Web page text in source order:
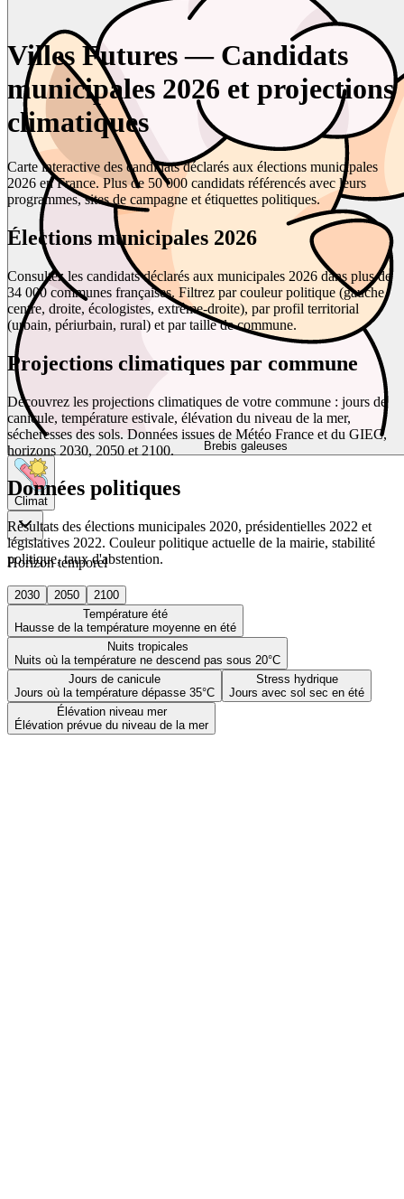
Brebis galeuses
Climat
Horizon temporel
2030 2050
2100
Température été
Hausse de la température moyenne en été
Nuits tropicales
Nuits où la température ne descend pas sous 20°C
Jours de canicule
Jours où la température dépasse 35°C
Stress hydrique
Jours avec sol sec en été
Élévation niveau mer
Élévation prévue du niveau de la mer
Villes Futures — Candidats
municipales 2026 et projections
climatiques
Carte interactive des candidats déclarés aux élections municipales
2026 en France. Plus de 50 000 candidats référencés avec leurs
programmes, sites de campagne et étiquettes politiques.
Élections municipales 2026
Consultez les candidats déclarés aux municipales 2026 dans plus de
34 000 communes françaises. Filtrez par couleur politique (gauche,
centre, droite, écologistes, extrême-droite), par profil territorial
(urbain, périurbain, rural) et par taille de commune.
Projections climatiques par commune
Découvrez les projections climatiques de votre commune : jours de
canicule, température estivale, élévation du niveau de la mer,
sécheresses des sols. Données issues de Météo France et du GIEC,
horizons 2030, 2050 et 2100.
Données politiques
Résultats des élections municipales 2020, présidentielles 2022 et
législatives 2022. Couleur politique actuelle de la mairie, stabilité
politique, taux d'abstention.